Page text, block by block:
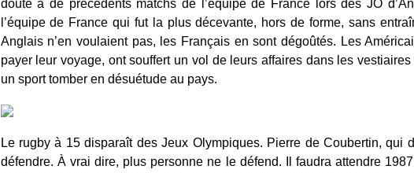
doute à de précédents matchs de l’équipe de France lors des JO
l’équipe de France qui fut la plus décevante, hors de forme, sans
Anglais n’en voulaient pas, les Français en sont dégoûtés. Les
payer leur voyage, ont souffert un vol de leurs affaires dans les
un sport tomber en désuétude au pays.
Le rugby à 15 disparaît des Jeux Olympiques. Pierre de Coubertin, qui
défendre. À vrai dire, plus personne ne le défend. Il faudra attendre